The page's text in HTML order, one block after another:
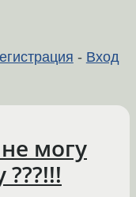
- Вход
могу